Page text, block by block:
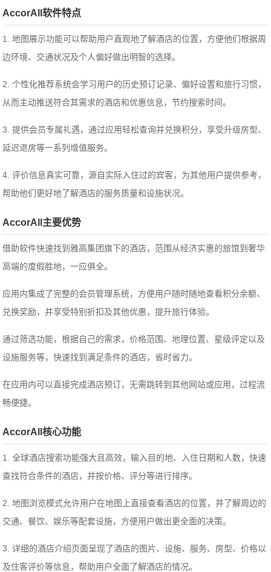
AccorAll软件特点
1. 地图展示功能可以帮助用户直观地了解酒店的位置，方便他们根据周
边环境、交通状况及个人偏好做出明智的选择。
2. 个性化推荐系统会学习用户的历史预订记录、偏好设置和旅行习惯，
从而主动推送符合其需求的酒店和优惠信息，节约搜索时间。
3. 提供会员专属礼遇，通过应用轻松查询并兑换积分，享受升级房型、
延迟退房等一系列增值服务。
4. 评价信息真实可靠，源自实际入住过的宾客，为其他用户提供参考，
帮助他们更好地了解酒店的服务质量和设施状况。
AccorAll主要优势
借助软件快速找到雅高集团旗下的酒店，范围从经济实惠的旅馆到奢华
高端的度假胜地，一应俱全。
应用内集成了完整的会员管理系统，方便用户随时随地查看积分余额、
兑换奖励，并享受特别折扣及其他优惠，提升旅行体验。
通过筛选功能，根据自己的需求，价格范围、地理位置、星级评定以及
设施服务等，快速找到满足条件的酒店，省时省力。
在应用内可以直接完成酒店预订，无需跳转到其他网站或应用，过程流
畅便捷。
AccorAll核心功能
1. 全球酒店搜索功能强大且高效，输入目的地、入住日期和人数，快速
查找符合条件的酒店，并按价格、评分等进行排序。
2. 地图浏览模式允许用户在地图上直接查看酒店的位置，并了解周边的
交通、餐饮、娱乐等配套设施，方便用户做出更全面的决策。
3. 详细的酒店介绍页面呈现了酒店的图片、设施、服务、房型、价格以
及住客评价等信息，帮助用户全面了解酒店的情况。